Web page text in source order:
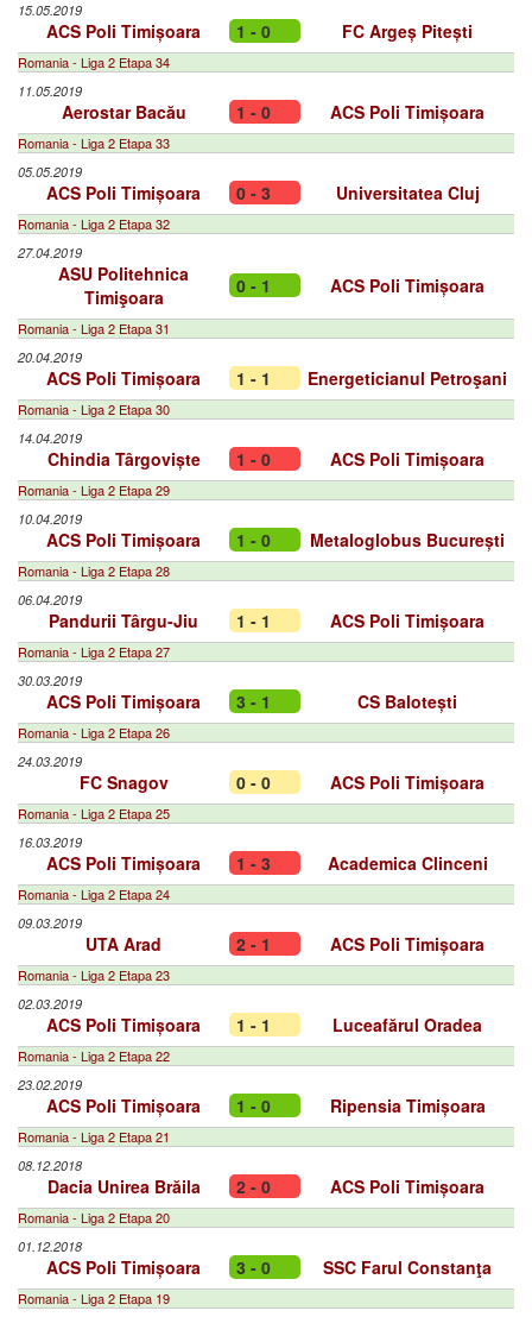
15.05.2019
ACS Poli Timișoara 1 - 0 FC Argeș Pitești
Romania - Liga 2 Etapa 34
11.05.2019
Aerostar Bacău 1 - 0 ACS Poli Timișoara
Romania - Liga 2 Etapa 33
05.05.2019
ACS Poli Timișoara 0 - 3 Universitatea Cluj
Romania - Liga 2 Etapa 32
27.04.2019
ASU Politehnica
Timişoara
0 - 1 ACS Poli Timișoara
Romania - Liga 2 Etapa 31
20.04.2019
ACS Poli Timișoara 1 - 1 Energeticianul Petroşani
Romania - Liga 2 Etapa 30
14.04.2019
Chindia Târgoviște 1 - 0 ACS Poli Timișoara
Romania - Liga 2 Etapa 29
10.04.2019
ACS Poli Timișoara 1 - 0 Metaloglobus București
Romania - Liga 2 Etapa 28
06.04.2019
Pandurii Târgu-Jiu 1 - 1 ACS Poli Timișoara
Romania - Liga 2 Etapa 27
30.03.2019
ACS Poli Timișoara 3 - 1 CS Balotești
Romania - Liga 2 Etapa 26
24.03.2019
FC Snagov 0 - 0 ACS Poli Timișoara
Romania - Liga 2 Etapa 25
16.03.2019
ACS Poli Timișoara 1 - 3 Academica Clinceni
Romania - Liga 2 Etapa 24
09.03.2019
UTA Arad 2 - 1 ACS Poli Timișoara
Romania - Liga 2 Etapa 23
02.03.2019
ACS Poli Timișoara 1 - 1 Luceafărul Oradea
Romania - Liga 2 Etapa 22
23.02.2019
ACS Poli Timișoara 1 - 0 Ripensia Timișoara
Romania - Liga 2 Etapa 21
08.12.2018
Dacia Unirea Brăila 2 - 0 ACS Poli Timișoara
Romania - Liga 2 Etapa 20
01.12.2018
ACS Poli Timișoara 3 - 0 SSC Farul Constanţa
Romania - Liga 2 Etapa 19